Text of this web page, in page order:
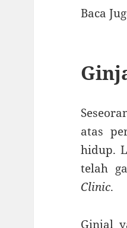
Baca
atas
hidup.
telah
Clinic.
Ginjal